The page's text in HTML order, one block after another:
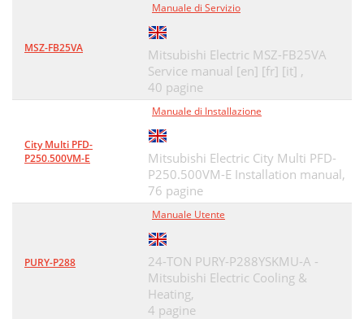
MSZ-FB25VA
Manuale di Servizio
Mitsubishi Electric MSZ-FB25VA
Service manual [en] [fr] [it] ,
40 pagine
City Multi PFD-
P250.500VM-E
Manuale di Installazione
Mitsubishi Electric City Multi PFD-
P250.500VM-E Installation manual,
76 pagine
PURY-P288
Manuale Utente
24-TON PURY-P288YSKMU-A -
Mitsubishi Electric Cooling &
Heating,
4 pagine